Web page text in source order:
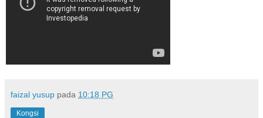
faizal yusup pada 10:18 PG
Kongsi